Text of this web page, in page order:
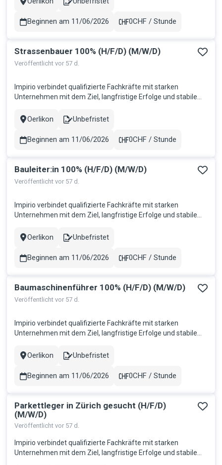
im schönen Kan...
Stadt Contract
Beginnen am 11/06/2026
Gehalt
0CHF / Stunde
Strassenbauer 100% (H/F/D) (M/W/D)
Veröffentlicht vor 57 d.
Impirio verbindet qualifizierte Fachkräfte mit starken
Unternehmen mit dem Ziel, langfristige Erfolge und stabile
sie gebraucht werden, und fördern so nachhaltiges
im schönen Kan...
Stadt
Oerlikon
Contract
Unbefristet
Beginnen am 11/06/2026
Gehalt
0CHF / Stunde
Bauleiter:in 100% (H/F/D) (M/W/D)
Veröffentlicht vor 57 d.
Impirio verbindet qualifizierte Fachkräfte mit starken
Unternehmen mit dem Ziel, langfristige Erfolge und stabile
sie gebraucht werden, und fördern so nachhaltiges
im schönen Kan...
Stadt
Oerlikon
Contract
Unbefristet
Beginnen am 11/06/2026
Gehalt
0CHF / Stunde
Baumaschinenführer 100% (H/F/D) (M/W/D)
Veröffentlicht vor 57 d.
Impirio verbindet qualifizierte Fachkräfte mit starken
Unternehmen mit dem Ziel, langfristige Erfolge und stabile
sie gebraucht werden, und fördern so nachhaltiges
im schönen Kan...
Stadt
Oerlikon
Contract
Unbefristet
Beginnen am 11/06/2026
Gehalt
0CHF / Stunde
Parkettleger in Zürich gesucht (H/F/D)
(M/W/D)
Veröffentlicht vor 57 d.
Impirio verbindet qualifizierte Fachkräfte mit starken
Unternehmen mit dem Ziel, langfristige Erfolge und stabile